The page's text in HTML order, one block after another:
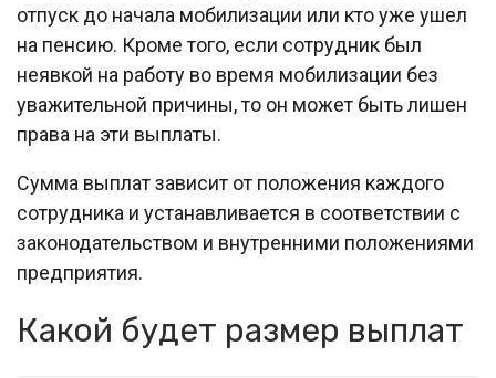
отпуск до начала мобилизации или кто уже ушел
на пенсию. Кроме того, если сотрудник был
неявкой на работу во время мобилизации без
уважительной причины, то он может быть лишен
права на эти выплаты.
Сумма выплат зависит от положения каждого
сотрудника и устанавливается в соответствии с
законодательством и внутренними положениями
предприятия.
Какой будет размер выплат